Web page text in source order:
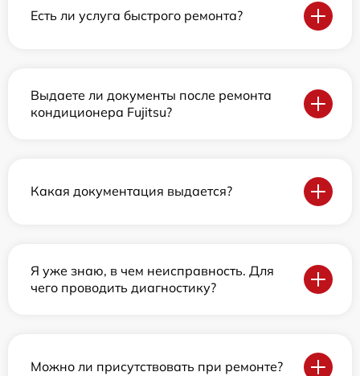
Есть ли услуга быстрого ремонта?
Выдаете ли документы после ремонта
кондиционера Fujitsu?
Какая документация выдается?
Я уже знаю, в чем неисправность. Для
чего проводить диагностику?
Можно ли присутствовать при ремонте?